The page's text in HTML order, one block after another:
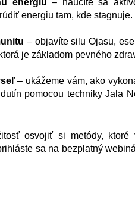
energiu – naučíte sa
energiu tam, kde stagnuje.
– objavíte silu Ojasu,
je základom pevného
– ukážeme vám, ako
pomocou techniky Jala
osvojiť si metódy, ktoré
sa na bezplatný